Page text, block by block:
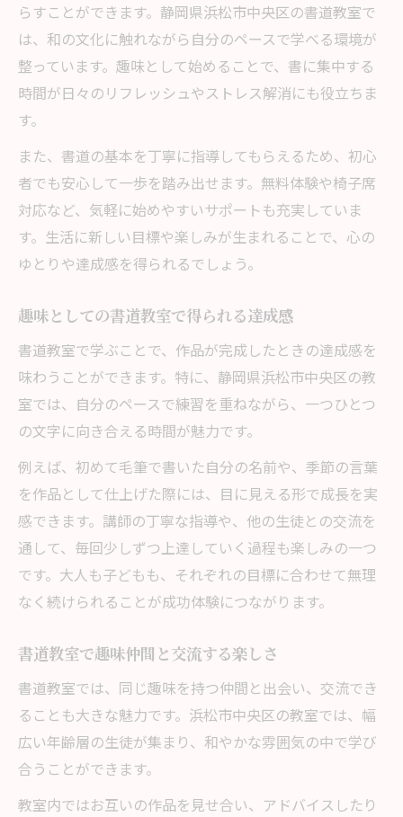
らすことができます。静岡県浜松市中央区の書道教室で
は、和の文化に触れながら自分のペースで学べる環境が
整っています。趣味として始めることで、書に集中する
時間が日々のリフレッシュやストレス解消にも役立ちま
す。
また、書道の基本を丁寧に指導してもらえるため、初心
者でも安心して一歩を踏み出せます。無料体験や椅子席
対応など、気軽に始めやすいサポートも充実していま
す。生活に新しい目標や楽しみが生まれることで、心の
ゆとりや達成感を得られるでしょう。
趣味としての書道教室で得られる達成感
書道教室で学ぶことで、作品が完成したときの達成感を
味わうことができます。特に、静岡県浜松市中央区の教
室では、自分のペースで練習を重ねながら、一つひとつ
の文字に向き合える時間が魅力です。
例えば、初めて毛筆で書いた自分の名前や、季節の言葉
を作品として仕上げた際には、目に見える形で成長を実
感できます。講師の丁寧な指導や、他の生徒との交流を
通して、毎回少しずつ上達していく過程も楽しみの一つ
です。大人も子どもも、それぞれの目標に合わせて無理
なく続けられることが成功体験につながります。
書道教室で趣味仲間と交流する楽しさ
書道教室では、同じ趣味を持つ仲間と出会い、交流でき
ることも大きな魅力です。浜松市中央区の教室では、幅
広い年齢層の生徒が集まり、和やかな雰囲気の中で学び
合うことができます。
教室内ではお互いの作品を見せ合い、アドバイスしたり